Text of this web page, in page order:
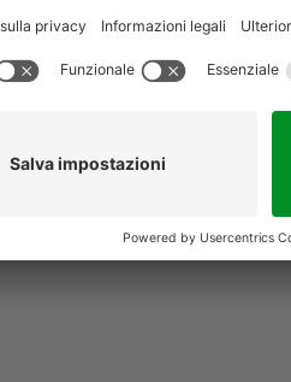
T +39 340 056 8188
Eemanuele.pastorello